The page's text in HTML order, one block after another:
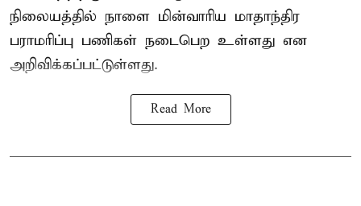
நிலையத்தில் நாளை மின்வாரிய மாதாந்திர
பராமரிப்பு பணிகள் நடைபெற உள்ளது என
அறிவிக்கப்பட்டுள்ளது.
Read More